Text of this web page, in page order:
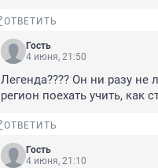
ОТВЕТИТЬ
Гость
4 июня, 21:50
Легенда???? Он ни разу не
регион поехать учить, как
ОТВЕТИТЬ
Гость
4 июня, 21:10